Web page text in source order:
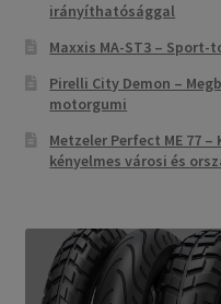
irányíthatósággal
Maxxis MA-ST3 – Sport-
Pirelli City Demon –
motorgumi
Metzeler Perfect ME 77
kényelmes városi és